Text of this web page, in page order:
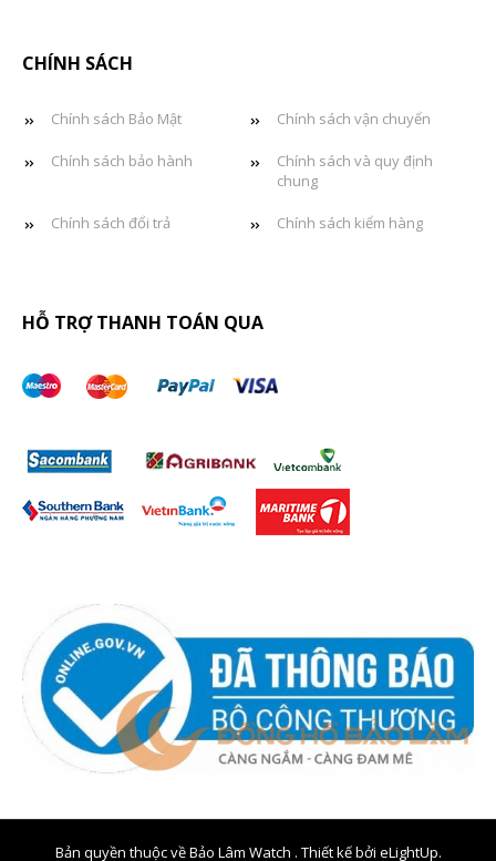
CHÍNH SÁCH
Chính sách Bảo Mật Chính sách vận chuyển
Chính sách bảo hành
Chính sách và quy định
chung
Chính sách đổi trả Chính sách kiểm hàng
HỖ TRỢ THANH TOÁN QUA
Bản quyền thuộc về Bảo Lâm Watch . Thiết kế bởi eLightUp.